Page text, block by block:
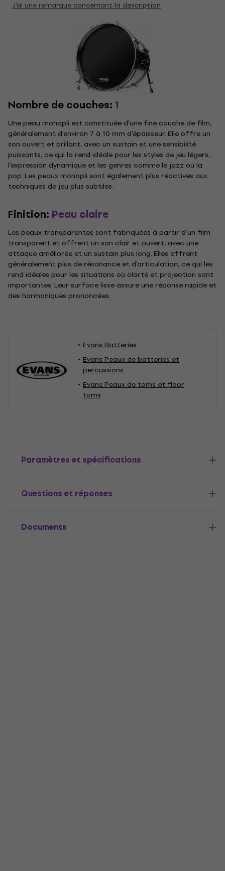
J'ai une remarque concernant la description
Nombre de couches:1
Une peau monopli est constituée d'une fine couche de film,
généralement d'environ 7 à 10 mm d'épaisseur. Elle offre un
son ouvert et brillant, avec un sustain et une sensibilité
puissants, ce qui la rend idéale pour les styles de jeu légers,
l'expression dynamique et les genres comme le jazz ou la
pop. Les peaux monopli sont également plus réactives aux
techniques de jeu plus subtiles.
Finition: Peau claire
Les peaux transparentes sont fabriquées à partir d'un film
transparent et offrent un son clair et ouvert, avec une
attaque améliorée et un sustain plus long. Elles offrent
généralement plus de résonance et d'articulation, ce qui les
rend idéales pour les situations où clarté et projection sont
importantes. Leur surface lisse assure une réponse rapide et
des harmoniques prononcées.
Evans Batteries
Evans Peaux de batteries et
percussions
Evans Peaux de toms et floor
toms
Paramètres et spécifications
Questions et réponses
Documents